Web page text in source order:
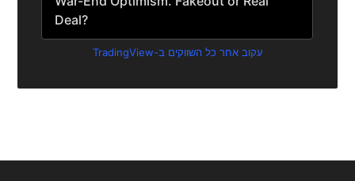
עקוב אחר כל השווקים ב-TradingView